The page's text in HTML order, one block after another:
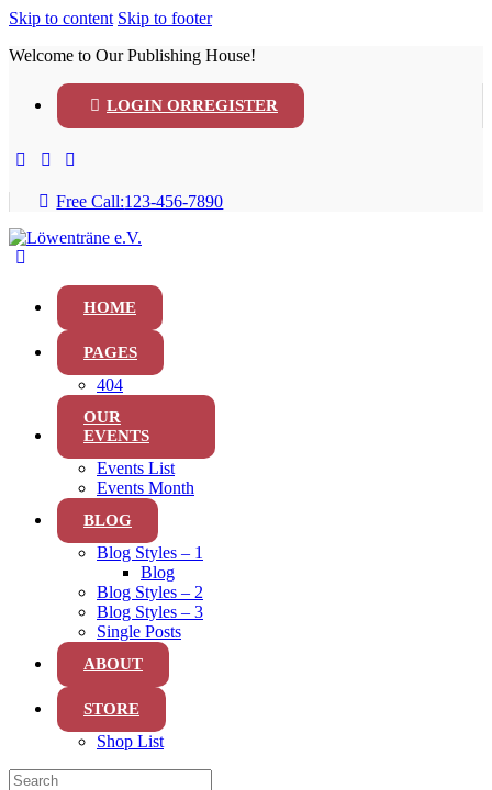
Skip to content Skip to footer
Welcome to Our Publishing House!
LOGIN ORREGISTER
Free Call:123-456-7890
HOME
PAGES
404
OUR
EVENTS
Events List
Events Month
BLOG
Blog Styles – 1
Blog
Blog Styles – 2
Blog Styles – 3
Single Posts
ABOUT
STORE
Shop List